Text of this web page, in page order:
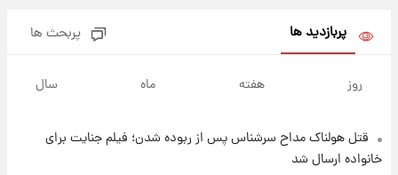
۱۹ ساعت پیش
پربازدید ها پربحث ها
روز هفته ماه سال
قتل هولناک مداح سرشناس پس از ربوده شدن؛ فیلم جنایت برای
خانواده ارسال شد